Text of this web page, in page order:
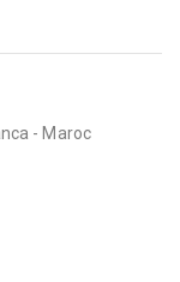
- Maroc